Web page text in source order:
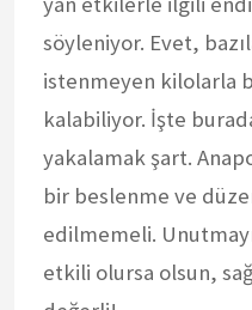
söyleniyor. Evet,
istenmeyen kilolarla
kalabiliyor. İşte
yakalamak şart.
bir beslenme ve
edilmemeli.
etkili olursa olsun,